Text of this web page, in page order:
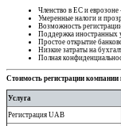
Членство в ЕС и
Умеренные налоги и
Возможность
Поддержка иностранных
Простое открытие
Низкие затраты на
Полная
Стоимость регистрации компании
Услуга
Регистрация UAB